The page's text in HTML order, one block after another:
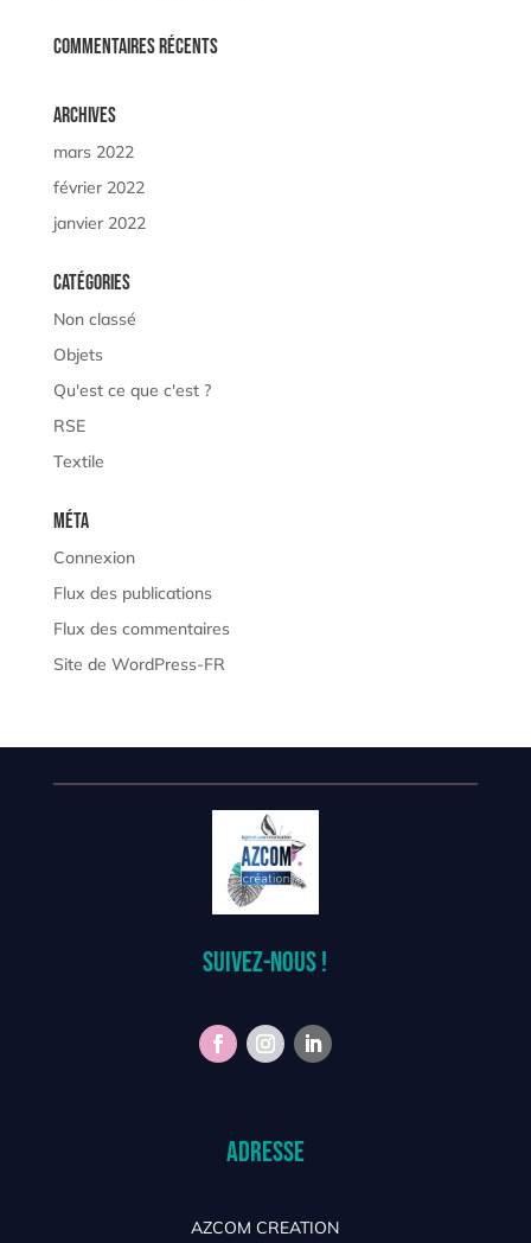
Commentaires récents
Archives
mars 2022
février 2022
janvier 2022
Catégories
Non classé
Objets
Qu'est ce que c'est ?
RSE
Textile
Méta
Connexion
Flux des publications
Flux des commentaires
Site de WordPress-FR
Suivez-nous !
Adresse
AZCOM CREATION